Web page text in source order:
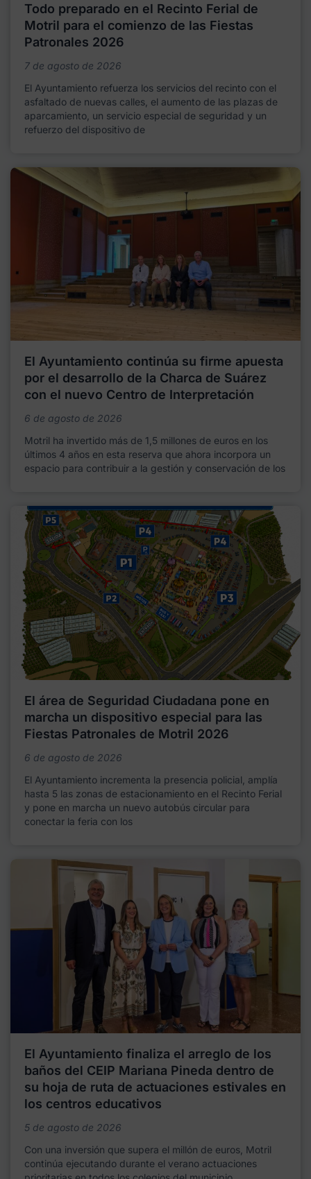
Todo preparado en el Recinto Ferial de
Motril para el comienzo de las Fiestas
Patronales 2026
7 de agosto de 2026
El Ayuntamiento refuerza los servicios del recinto con el
asfaltado de nuevas calles, el aumento de las plazas de
aparcamiento, un servicio especial de seguridad y un
refuerzo del dispositivo de
El Ayuntamiento continúa su firme apuesta
por el desarrollo de la Charca de Suárez
con el nuevo Centro de Interpretación
6 de agosto de 2026
Motril ha invertido más de 1,5 millones de euros en los
últimos 4 años en esta reserva que ahora incorpora un
espacio para contribuir a la gestión y conservación de los
El área de Seguridad Ciudadana pone en
marcha un dispositivo especial para las
Fiestas Patronales de Motril 2026
6 de agosto de 2026
El Ayuntamiento incrementa la presencia policial, amplía
hasta 5 las zonas de estacionamiento en el Recinto Ferial
y pone en marcha un nuevo autobús circular para
conectar la feria con los
El Ayuntamiento finaliza el arreglo de los
baños del CEIP Mariana Pineda dentro de
su hoja de ruta de actuaciones estivales en
los centros educativos
5 de agosto de 2026
Con una inversión que supera el millón de euros, Motril
continúa ejecutando durante el verano actuaciones